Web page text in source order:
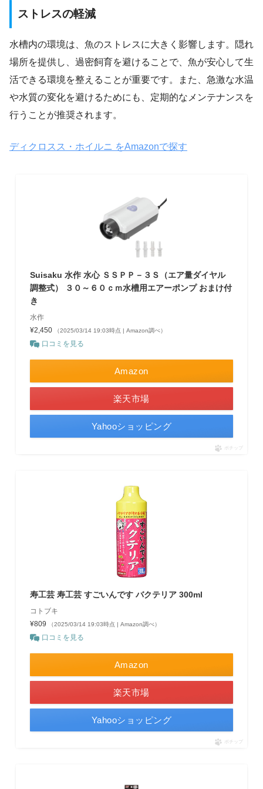
ストレスの軽減
水槽内の環境は、魚のストレスに大きく影響します。隠れ
場所を提供し、過密飼育を避けることで、魚が安心して生
活できる環境を整えることが重要です。また、急激な水温
や水質の変化を避けるためにも、定期的なメンテナンスを
行うことが推奨されます。
ディクロスス・ホイルニ をAmazonで探す
Suisaku 水作 水心 ＳＳＰＰ－３Ｓ（エア量ダイヤル
調整式） ３０～６０ｃｍ水槽用エアーポンプ おまけ付
き
水作
¥2,450
（2025/03/14 19:03時点 | Amazon調べ）
口コミを見る
Amazon
楽天市場
Yahooショッピング
ポチップ
寿工芸 寿工芸 すごいんです バクテリア 300ml
コトブキ
¥809
（2025/03/14 19:03時点 | Amazon調べ）
口コミを見る
Amazon
楽天市場
Yahooショッピング
ポチップ